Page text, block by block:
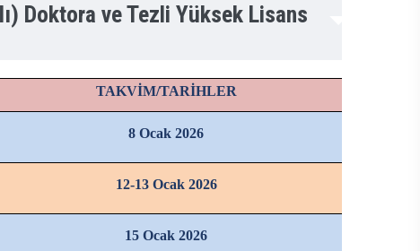
Doktora ve Tezli Yüksek Lisans
TAKVİM/TARİHLER
8 Ocak 2026
12-13 Ocak 2026
15 Ocak 2026